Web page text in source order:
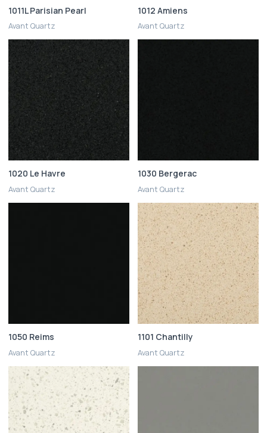
1011L Parisian Pearl
Avant Quartz
1012 Amiens
Avant Quartz
1020 Le Havre
Avant Quartz
1030 Bergerac
Avant Quartz
1050 Reims
Avant Quartz
1101 Chantilly
Avant Quartz